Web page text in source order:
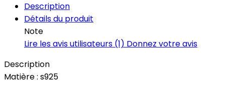
Description
Détails du produit
Note
Lire les avis utilisateurs (1) Donnez votre avis
Description
Matière : s925